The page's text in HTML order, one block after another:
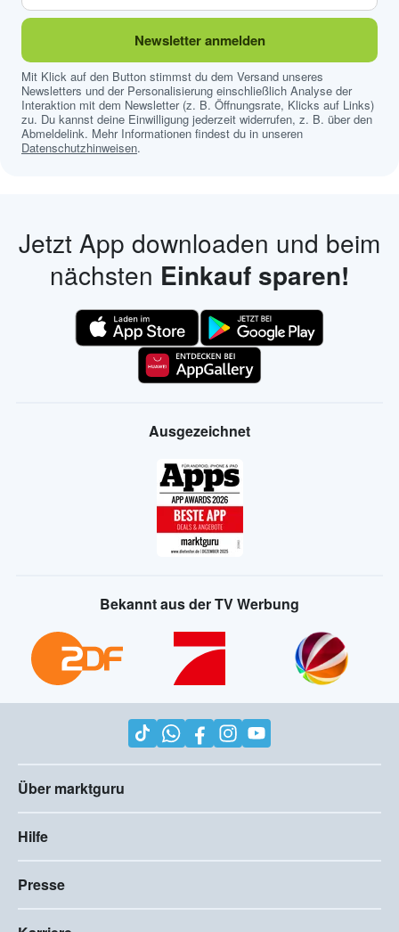
Newsletter anmelden
Mit Klick auf den Button stimmst du dem Versand unseres
Newsletters und der Personalisierung einschließlich Analyse der
Interaktion mit dem Newsletter (z. B. Öffnungsrate, Klicks auf Links)
zu. Du kannst deine Einwilligung jederzeit widerrufen, z. B. über den
Abmeldelink. Mehr Informationen findest du in unseren
Datenschutzhinweisen.
Jetzt App downloaden und beim
nächsten Einkauf sparen!
Ausgezeichnet
Bekannt aus der TV Werbung
Über marktguru
Hilfe
Presse